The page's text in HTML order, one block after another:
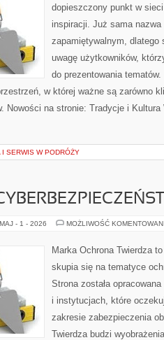
dopieszczony punkt w
inspiracji. Już sama
zapamiętywalnym, dlatego
uwagę użytkowników,
do prezentowania
w której ważne są zarówno
Nowości na stronie: Tradycje i
I SERWIS W PODRÓŻY
MAJ - 1 - 2026 MOŻLIWOŚĆ
Marka Ochrona Twierdza
skupia się na tematyce
Strona została
i instytucjach, które
zakresie zabezpieczenia
Twierdza budzi